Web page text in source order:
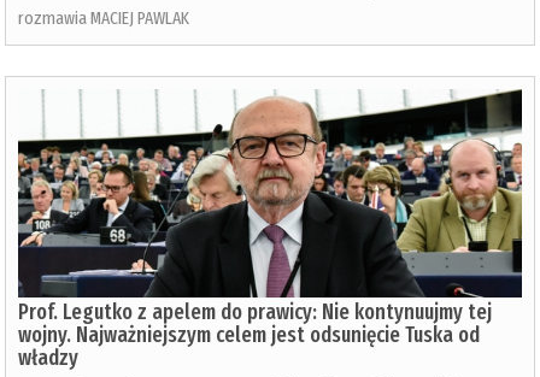
rozmawia MACIEJ PAWLAK
Prof. Legutko z apelem do prawicy: Nie kontynuujmy tej
wojny. Najważniejszym celem jest odsunięcie Tuska od
władzy